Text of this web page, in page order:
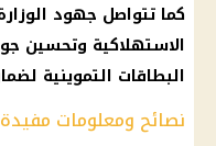
كما تتواصل جهود
الاستهلاكية وتحسين
البطاقات التموينية
نصائح ومعلومات